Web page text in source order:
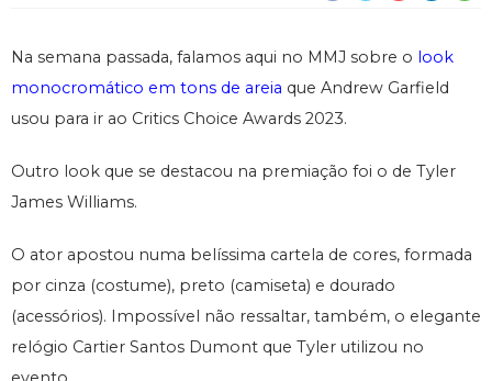
Na semana passada, falamos aqui no MMJ sobre o look
monocromático em tons de areia que Andrew Garfield
usou para ir ao Critics Choice Awards 2023.
Outro look que se destacou na premiação foi o de Tyler
James Williams.
O ator apostou numa belíssima cartela de cores, formada
por cinza (costume), preto (camiseta) e dourado
(acessórios). Impossível não ressaltar, também, o elegante
relógio Cartier Santos Dumont que Tyler utilizou no